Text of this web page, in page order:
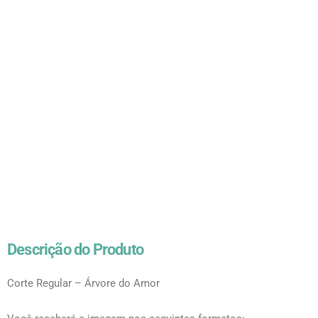
Descrição do Produto
Corte Regular – Árvore do Amor